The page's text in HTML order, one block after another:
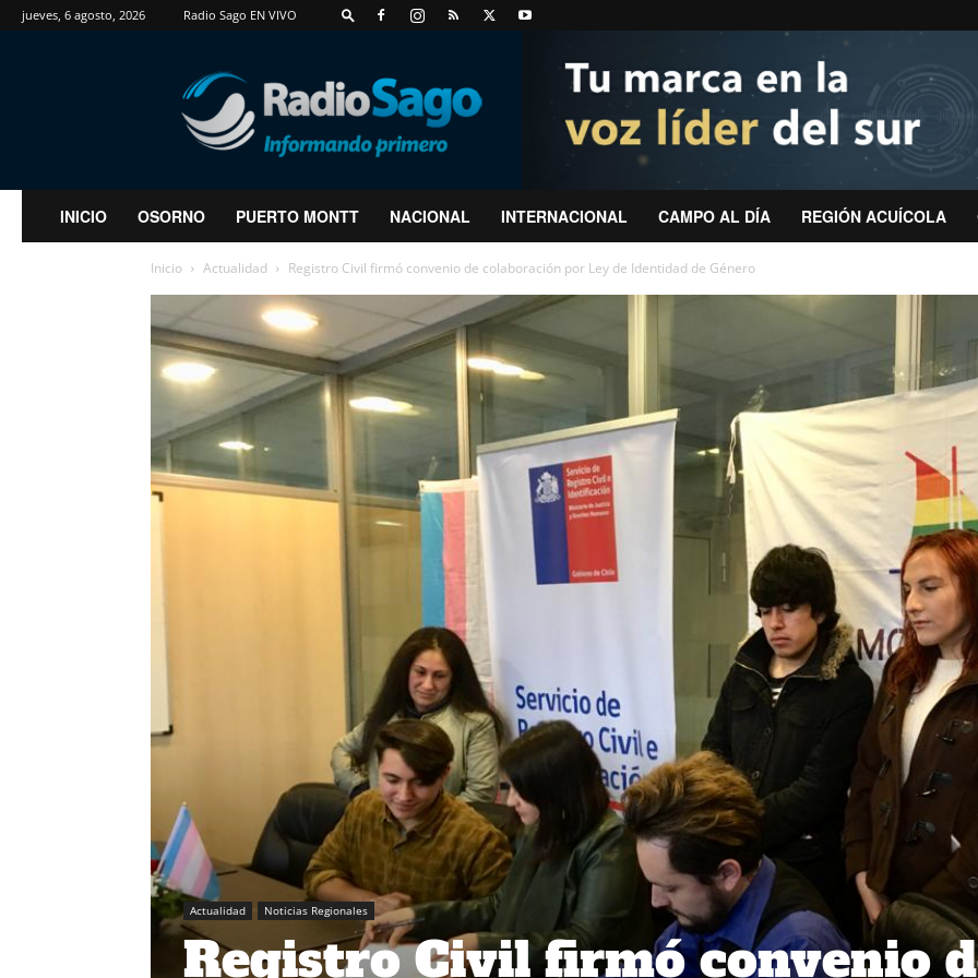
jueves, 6 agosto, 2026 Radio Sago EN VIVO
RadioSago
INICIO OSORNO PUERTO MONTT NACIONAL INTERNACIONAL CAMPO AL DÍA REGIÓN ACUÍCOLA
Inicio Actualidad Registro Civil firmó convenio de colaboración por Ley de Identidad de Género
Actualidad Noticias Regionales
Registro Civil firmó convenio